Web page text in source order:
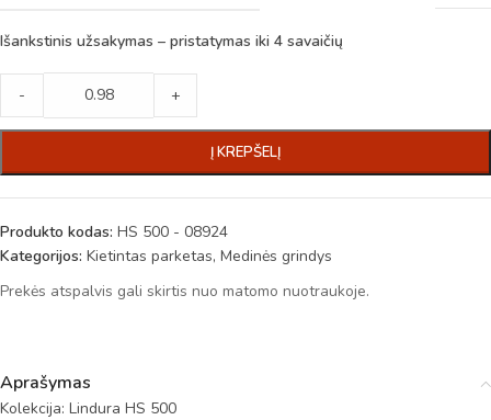
Išankstinis užsakymas – pristatymas iki 4 savaičių
- +
Į KREPŠELĮ
Produkto kodas: HS 500 - 08924
Kategorijos: Kietintas parketas, Medinės grindys
Prekės atspalvis gali skirtis nuo matomo nuotraukoje.
Aprašymas
Kolekcija: Lindura HS 500